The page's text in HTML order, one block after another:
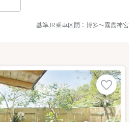
基準JR乗車区間： 博多～霧島神宮